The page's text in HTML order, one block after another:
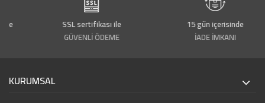
SSL sertifikası ile
GÜVENLİ ÖDEME
15 gün içerisinde
İADE İMKANI
KURUMSAL